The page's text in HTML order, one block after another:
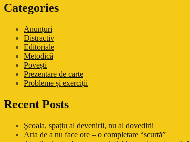
Categories
Anunțuri
Distractiv
Editoriale
Metodică
Povești
Prezentare de carte
Probleme și exerciții
Recent Posts
Şcoala, spațiu al devenirii, nu al dovedirii
Arta de a nu face ore – o completare “scurtă”